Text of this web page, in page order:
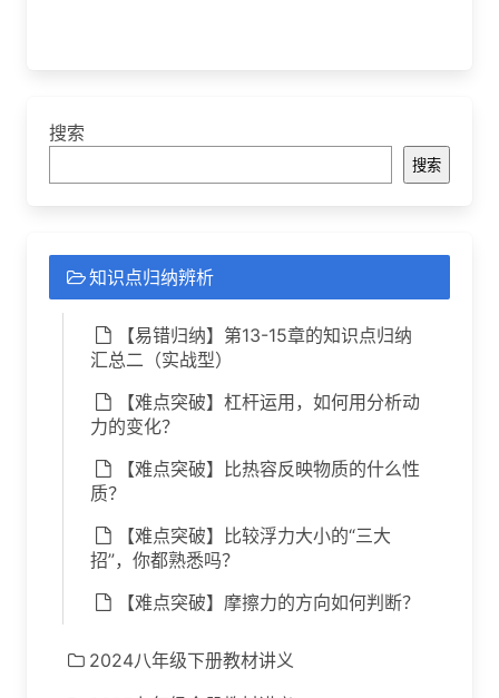
搜索
搜索
知识点归纳辨析
【易错归纳】第13-15章的知识点归纳
汇总二（实战型）
【难点突破】杠杆运用，如何用分析动
力的变化？
【难点突破】比热容反映物质的什么性
质？
【难点突破】比较浮力大小的“三大
招”，你都熟悉吗？
【难点突破】摩擦力的方向如何判断？
2024八年级下册教材讲义